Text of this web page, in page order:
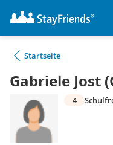
Startseite
Gabriele Jost
4